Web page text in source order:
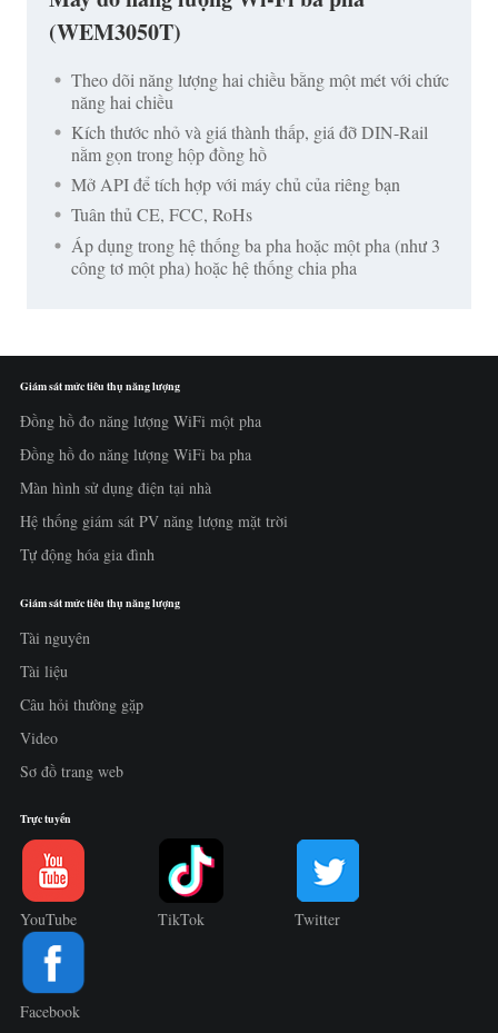
(WEM3050T)
Theo dõi năng lượng hai chiều bằng một mét với chức
năng hai chiều
Kích thước nhỏ và giá thành thấp, giá đỡ DIN-Rail
nằm gọn trong hộp đồng hồ
Mở API để tích hợp với máy chủ của riêng bạn
Tuân thủ CE, FCC, RoHs
Áp dụng trong hệ thống ba pha hoặc một pha (như 3
công tơ một pha) hoặc hệ thống chia pha
Giám sát mức tiêu thụ năng lượng
Đồng hồ đo năng lượng WiFi một pha
Đồng hồ đo năng lượng WiFi ba pha
Màn hình sử dụng điện tại nhà
Hệ thống giám sát PV năng lượng mặt trời
Tự động hóa gia đình
Giám sát mức tiêu thụ năng lượng
Tài nguyên
Tài liệu
Câu hỏi thường gặp
Video
Sơ đồ trang web
Trực tuyến
YouTube TikTok Twitter
Facebook